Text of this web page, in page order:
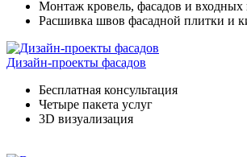
Монтаж кровель, фасадов и входных
Расшивка швов фасадной плитки и
Дизайн-проекты фасадов
Бесплатная консультация
Четыре пакета услуг
3D визуализация